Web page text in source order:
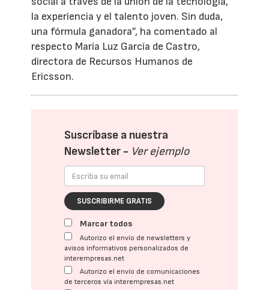
la experiencia y el talento joven. Sin duda,
una fórmula ganadora”, ha comentado al
respecto María Luz García de Castro,
directora de Recursos Humanos de
Ericsson.
Suscríbase a nuestra
Newsletter - Ver ejemplo
SUSCRIBIRME GRATIS
Marcar todos
Autorizo el envío de newsletters y
avisos informativos personalizados de
interempresas.net
Autorizo el envío de comunicaciones
de terceros vía interempresas.net